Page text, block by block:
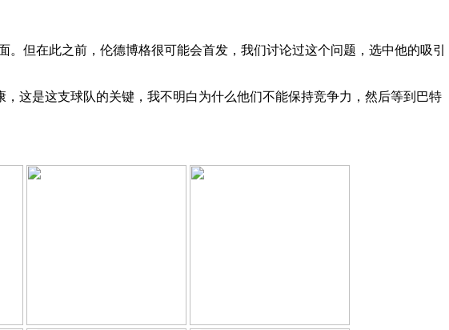
。但在此之前， 伦德博格很可能会首发，我们讨论过这个问题，选中他的吸引
这是这支球队的关键，我不明白为什么他们不能保持竞争力，然后等到巴特